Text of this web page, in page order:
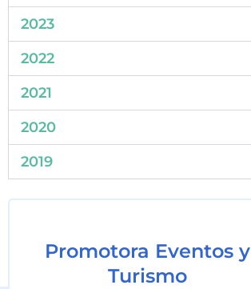
2023
2022
2021
2020
2019
Promotora Eventos y
Turismo